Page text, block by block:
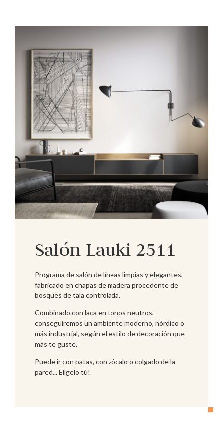
Salón Lauki 2511
Programa de salón de líneas limpias y elegantes,
fabricado en chapas de madera procedente de
bosques de tala controlada.
Combinado con laca en tonos neutros,
conseguiremos un ambiente moderno, nórdico o
más industrial, según el estilo de decoración que
más te guste.
Puede ir con patas, con zócalo o colgado de la
pared... Elígelo tú!